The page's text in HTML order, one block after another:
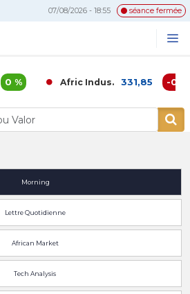
07/08/2026 - 18:55 séance fermée
0 % Afric Indus. 331,85 -0,02
Morning
Lettre Quotidienne
African Market
Tech Analysis